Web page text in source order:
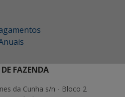
FAZENDA
da Cunha s/n - Bloco 2